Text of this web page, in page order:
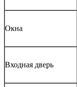
Окна
Входная дверь